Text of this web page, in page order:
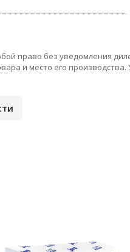
право без уведомления
и место его